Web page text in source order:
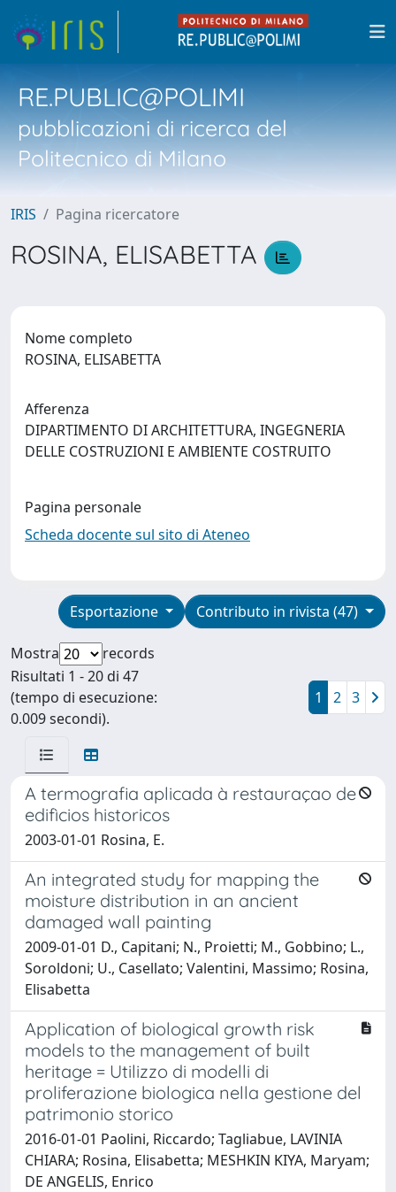
RE.PUBLIC@POLIMI
pubblicazioni di ricerca del
Politecnico di Milano
IRIS Pagina ricercatore
ROSINA, ELISABETTA
Nome completo
ROSINA, ELISABETTA
Afferenza
DIPARTIMENTO DI ARCHITETTURA, INGEGNERIA
DELLE COSTRUZIONI E AMBIENTE COSTRUITO
Pagina personale
Scheda docente sul sito di Ateneo
Contributo in rivista (47)
Esportazione
Mostra
records
Risultati 1 - 20 di 47
(tempo di esecuzione:
0.009 secondi).
1 2 3
A termografia aplicada à restauraçao de
edifìcios historicos
2003-01-01 Rosina, E.
An integrated study for mapping the
moisture distribution in an ancient
damaged wall painting
2009-01-01 D., Capitani; N., Proietti; M., Gobbino; L.,
Soroldoni; U., Casellato; Valentini, Massimo; Rosina,
Elisabetta
Application of biological growth risk
models to the management of built
heritage = Utilizzo di modelli di
proliferazione biologica nella gestione del
patrimonio storico
2016-01-01 Paolini, Riccardo; Tagliabue, LAVINIA
CHIARA; Rosina, Elisabetta; MESHKIN KIYA, Maryam;
DE ANGELIS, Enrico